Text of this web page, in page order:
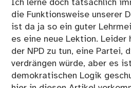
Ich lerne doch tatsächlich
die Funktionsweise unserer
ist da ja so ein guter
es eine neue Lektion.
der NPD zu tun, eine Partei,
verdrängen würde, aber es
demokratischen Logik